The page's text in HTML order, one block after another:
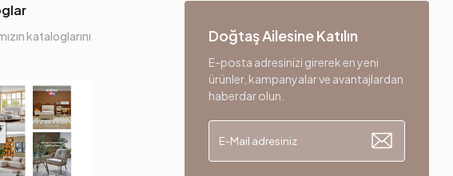
kataloglarını
Doğtaş Ailesine Katılın
E-posta adresinizi girerek en yeni
ürünler, kampanyalar ve avantajlardan
haberdar olun.